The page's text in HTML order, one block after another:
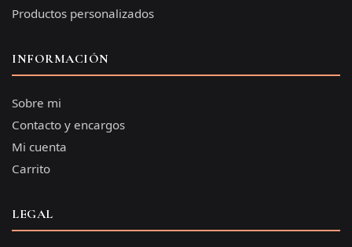
Productos personalizados
INFORMACIÓN
Sobre mi
Contacto y encargos
Mi cuenta
Carrito
LEGAL